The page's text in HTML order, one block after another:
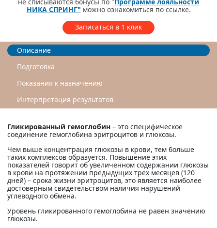
НИКА СПРИНГ" можно ознакомиться по ссылке.
Записаться в 1 клик
Описание
Подготовка
Показания к назначению
Интерпретация результатов
Гликированный гемоглобин – это специфическое
соединение гемоглобина эритроцитов и глюкозы.
Чем выше концентрация глюкозы в крови, тем больше
таких комплексов образуется. Повышение этих
показателей говорит об увеличенном содержании глюкозы
в крови на протяжении предыдущих трех месяцев (120
дней) – срока жизни эритроцитов, это является наиболее
достоверным свидетельством наличия нарушений
углеводного обмена.
Уровень гликированного гемоглобина не равен значению
глюкозы.